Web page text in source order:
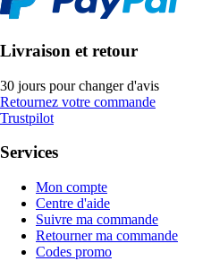
Livraison et retour
30 jours pour changer d'avis
Retournez votre commande
Trustpilot
Services
Mon compte
Centre d'aide
Suivre ma commande
Retourner ma commande
Codes promo